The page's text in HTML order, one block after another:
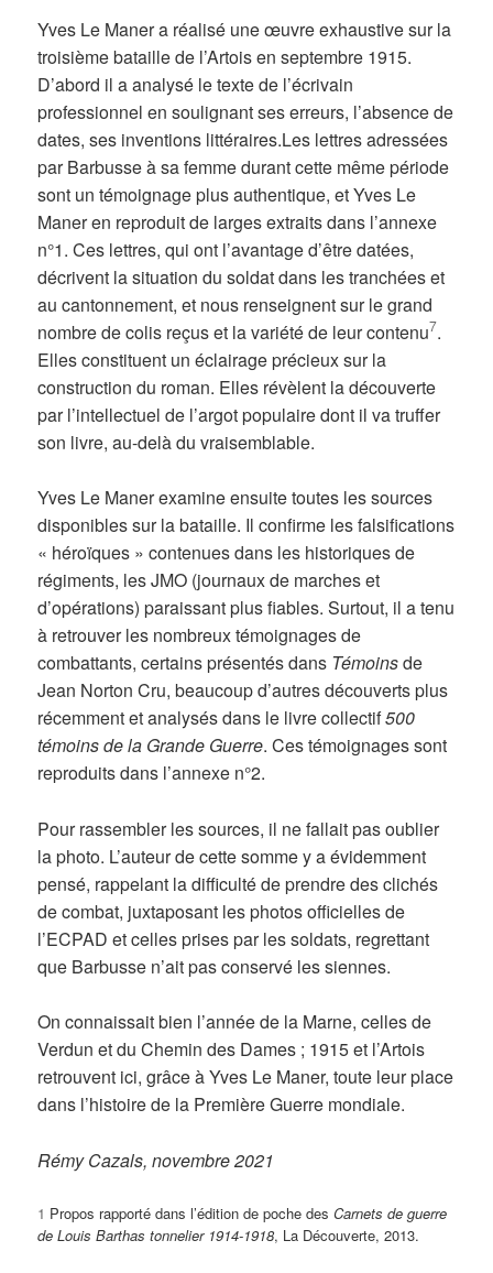
Yves Le Maner a réalisé une œuvre exhaustive sur la
troisième bataille de l’Artois en septembre 1915.
D’abord il a analysé le texte de l’écrivain
professionnel en soulignant ses erreurs, l’absence de
dates, ses inventions littéraires.Les lettres adressées
par Barbusse à sa femme durant cette même période
sont un témoignage plus authentique, et Yves Le
Maner en reproduit de larges extraits dans l’annexe
n°1. Ces lettres, qui ont l’avantage d’être datées,
décrivent la situation du soldat dans les tranchées et
au cantonnement, et nous renseignent sur le grand
nombre de colis reçus et la variété de leur contenu7.
Elles constituent un éclairage précieux sur la
construction du roman. Elles révèlent la découverte
par l’intellectuel de l’argot populaire dont il va truffer
son livre, au-delà du vraisemblable.
Yves Le Maner examine ensuite toutes les sources
disponibles sur la bataille. Il confirme les falsifications
« héroïques » contenues dans les historiques de
régiments, les JMO (journaux de marches et
d’opérations) paraissant plus fiables. Surtout, il a tenu
à retrouver les nombreux témoignages de
combattants, certains présentés dans Témoinsde
Jean Norton Cru, beaucoup d’autres découverts plus
récemment et analysés dans le livre collectif500
témoins de la Grande Guerre. Ces témoignages sont
reproduits dans l’annexe n°2.
Pour rassembler les sources, il ne fallait pas oublier
la photo. L’auteur de cette somme y a évidemment
pensé, rappelant la difficulté de prendre des clichés
de combat, juxtaposant les photos officielles de
l’ECPAD et celles prises par les soldats, regrettant
que Barbusse n’ait pas conservé les siennes.
On connaissait bien l’année de la Marne, celles de
Verdun et du Chemin des Dames ; 1915 et l’Artois
retrouvent ici, grâce à Yves Le Maner, toute leur place
dans l’histoire de la Première Guerre mondiale.
Rémy Cazals, novembre 2021
1 Propos rapporté dans l’édition de poche desCarnets de guerre
de Louis Barthas tonnelier 1914-1918, La Découverte, 2013.